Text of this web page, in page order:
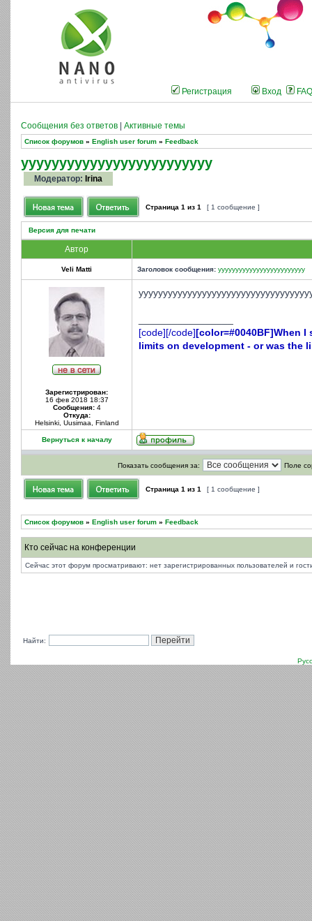
Регистрация Вход FAQ
Сообщения без ответов Активные темы
Список форумов » English user forum » Feedback
yyyyyyyyyyyyyyyyyyyyyyyyy
Модератор: Irina
Страница 1 из 1 [ 1 сообщение ]
Версия для печати
Автор
Veli Matti Заголовок сообщения: yyyyyyyyyyyyyyyyyyyyyyyyy
Зарегистрирован:
16 фев 2018 18:37
Сообщения:4
Откуда:
Helsinki, Uusimaa, Finland
[code][/code] [color=#0040BF]When
limits on development - or was the
Вернуться к началу
Показать сообщения за: Поле
Страница 1 из 1 [ 1 сообщение ]
Список форумов » English user forum » Feedback
Кто сейчас на конференции
Сейчас этот форум просматривают: нет зарегистрированных пользователей и
Найти: